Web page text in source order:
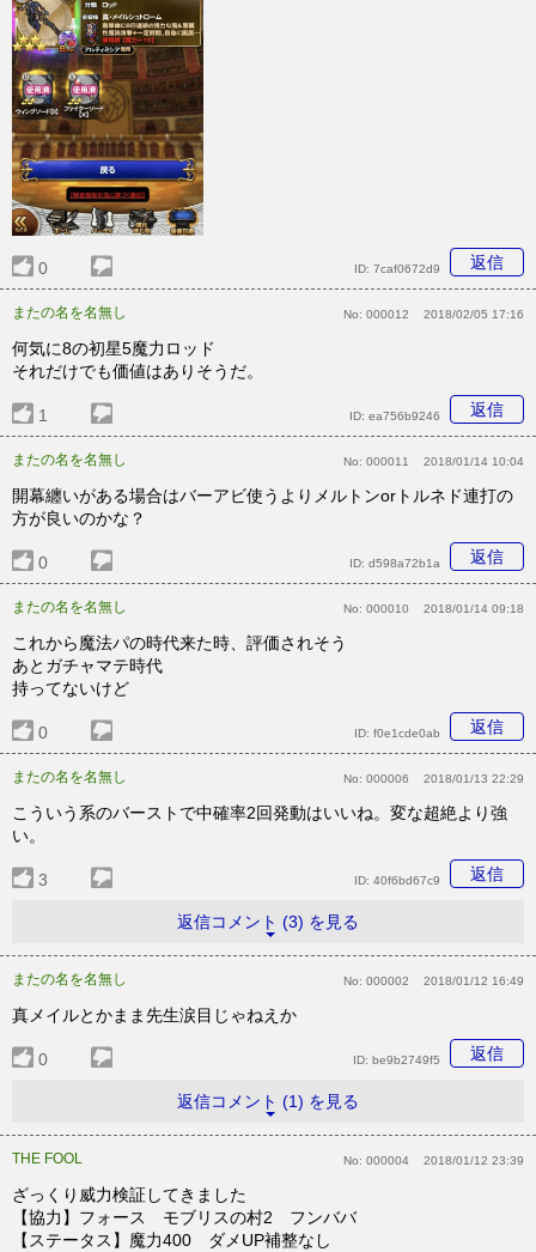
0 返信
ID: 7caf0672d9
またの名を名無し No: 000012 2018/02/05 17:16
何気に8の初星5魔力ロッド
それだけでも価値はありそうだ。
1 返信
ID: ea756b9246
またの名を名無し No: 000011 2018/01/14 10:04
開幕纏いがある場合はバーアビ使うよりメルトンorトルネド連打の
方が良いのかな？
0 返信
ID: d598a72b1a
またの名を名無し No: 000010 2018/01/14 09:18
これから魔法パの時代来た時、評価されそう
あとガチャマテ時代
持ってないけど
0 返信
ID: f0e1cde0ab
またの名を名無し No: 000006 2018/01/13 22:29
こういう系のバーストで中確率2回発動はいいね。変な超絶より強
い。
3 返信
ID: 40f6bd67c9
返信コメント (3) を見る
またの名を名無し No: 000002 2018/01/12 16:49
真メイルとかまま先生涙目じゃねえか
0 返信
ID: be9b2749f5
返信コメント (1) を見る
THE FOOL No: 000004 2018/01/12 23:39
ざっくり威力検証してきました
【協力】フォース モブリスの村2 フンババ
【ステータス】魔力400 ダメUP補整なし